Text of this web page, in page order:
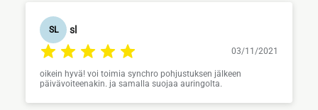
SL sl
03/11/2021
oikein hyvä! voi toimia synchro pohjustuksen jälkeen
päivävoiteenakin. ja samalla suojaa auringolta.